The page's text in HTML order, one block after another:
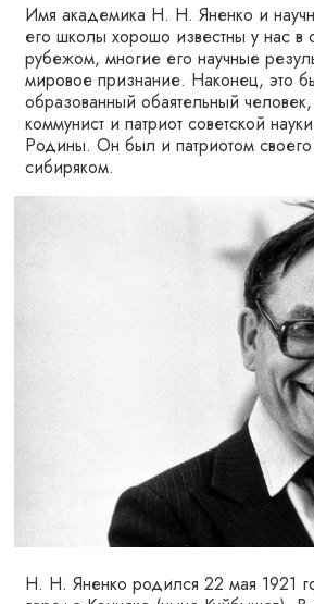
Имя академика Н. Н. Яненко и
его школы хорошо известны у нас в
рубежом, многие его научные
мировое признание. Наконец, это
образованный обаятельный
коммунист и патриот советской
Родины. Он был и патриотом
сибиряком.
Н. Н. Яненко родился 22 мая 1921